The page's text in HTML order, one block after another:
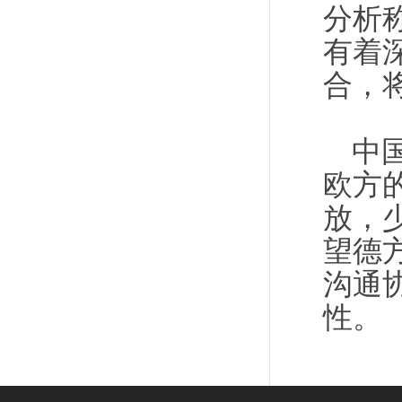
分析
有着
合，
中
欧方
放，
望德
沟通
性。